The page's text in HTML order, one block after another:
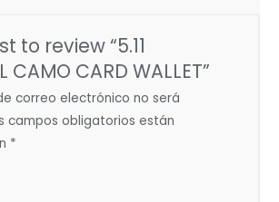
to review “5.11
CAMO CARD WALLET”
correo electrónico no será
campos obligatorios están
*